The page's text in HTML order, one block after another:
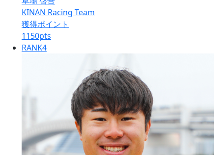
KINAN Racing Team
獲得ポイント
1150pts
RANK4